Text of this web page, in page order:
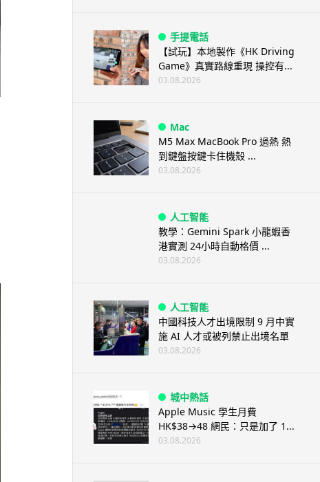
手提電話
【試玩】本地製作《HK Driving
Game》真實路線重現 操控有...
03.08.2026
Mac
M5 Max MacBook Pro 過熱 熱
到鍵盤按鍵卡住機殼 ...
03.08.2026
人工智能
教學：Gemini Spark 小龍蝦香
港實測 24小時自動格價 ...
03.08.2026
人工智能
中國科技人才出境限制 9 月中實
施 AI 人才或被列禁止出境名單
03.08.2026
城中熱話
Apple Music 學生月費
HK$38→48 網民：只是加了 1...
03.08.2026